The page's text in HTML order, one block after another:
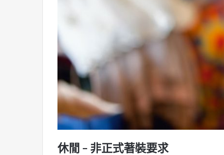
休閒 – 非正式著裝要求